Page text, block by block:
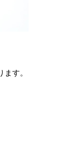
す。